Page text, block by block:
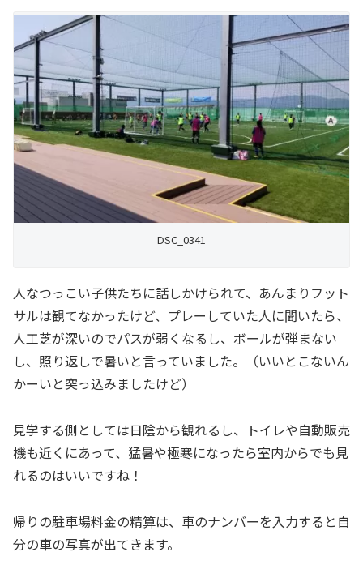
DSC_0341
人なつっこい子供たちに話しかけられて、あんまりフット
サルは観てなかったけど、プレーしていた人に聞いたら、
人工芝が深いのでパスが弱くなるし、ボールが弾まない
し、照り返しで暑いと言っていました。（いいとこないん
かーいと突っ込みましたけど）
見学する側としては日陰から観れるし、トイレや自動販売
機も近くにあって、猛暑や極寒になったら室内からでも見
れるのはいいですね！
帰りの駐車場料金の精算は、車のナンバーを入力すると自
分の車の写真が出てきます。